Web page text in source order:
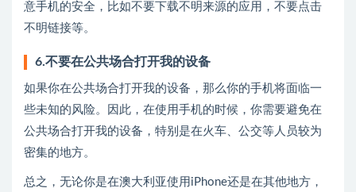
意手机的安全，比如不要下载不明来源的应用，不要点击
不明链接等。
6.不要在公共场合打开我的设备
如果你在公共场合打开我的设备，那么你的手机将面临一
些未知的风险。因此，在使用手机的时候，你需要避免在
公共场合打开我的设备，特别是在火车、公交等人员较为
密集的地方。
总之，无论你是在澳大利亚使用iPhone还是在其他地方，